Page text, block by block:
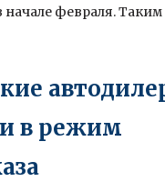
февраля. Таким
в режим